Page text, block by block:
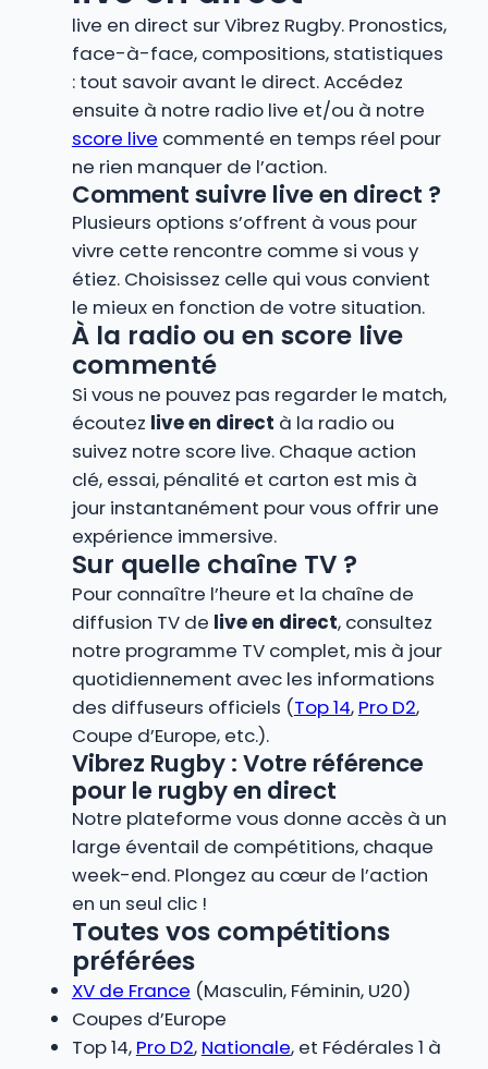
live en direct sur Vibrez Rugby. Pronostics,
face-à-face, compositions, statistiques
: tout savoir avant le direct. Accédez
ensuite à notre radio live et/ou à notre
score live commenté en temps réel pour
ne rien manquer de l’action.
Comment suivre live en direct ?
Plusieurs options s’offrent à vous pour
vivre cette rencontre comme si vous y
étiez. Choisissez celle qui vous convient
le mieux en fonction de votre situation.
À la radio ou en score live
commenté
Si vous ne pouvez pas regarder le match,
écoutez live en direct à la radio ou
suivez notre score live. Chaque action
clé, essai, pénalité et carton est mis à
jour instantanément pour vous offrir une
expérience immersive.
Sur quelle chaîne TV ?
Pour connaître l’heure et la chaîne de
diffusion TV de live en direct, consultez
notre programme TV complet, mis à jour
quotidiennement avec les informations
des diffuseurs officiels (Top 14, Pro D2,
Coupe d’Europe, etc.).
Vibrez Rugby : Votre référence
pour le rugby en direct
Notre plateforme vous donne accès à un
large éventail de compétitions, chaque
week-end. Plongez au cœur de l’action
en un seul clic !
Toutes vos compétitions
préférées
XV de France (Masculin, Féminin, U20)
Coupes d’Europe
Top 14, Pro D2, Nationale, et Fédérales 1 à